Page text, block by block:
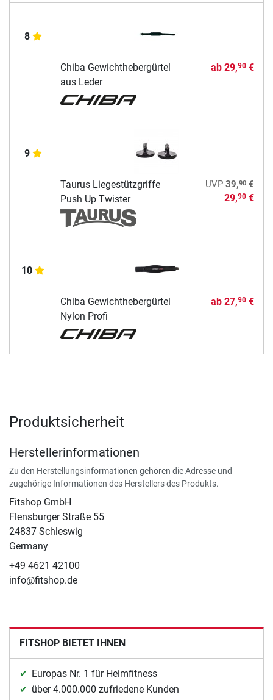
8
Chiba Gewichthebergürtel
aus Leder
ab 29,90€
9
Taurus Liegestützgriffe
Push Up Twister
UVP 39,90€
29,90€
10
Chiba Gewichthebergürtel
Nylon Profi
ab 27,90€
Produktsicherheit
Herstellerinformationen
Zu den Herstellungsinformationen gehören die Adresse und
zugehörige Informationen des Herstellers des Produkts.
Fitshop GmbH
Flensburger Straße 55
24837 Schleswig
Germany
+49 4621 42100
info@fitshop.de
FITSHOP BIETET IHNEN
Europas Nr. 1 für Heimfitness
über 4.000.000 zufriedene Kunden